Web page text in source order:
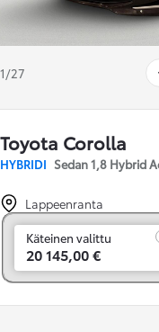
1/27
Toyota Corolla
HYBRIDI Sedan 1,8 Hybrid
Lappeenranta
Käteinen valittu
20 145,00 €